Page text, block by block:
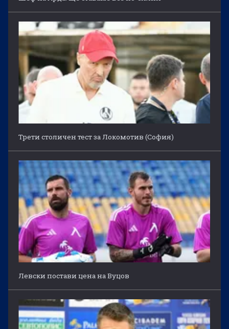
Трети столичен тест за Локомотив (София)
Левски постави цена на Вуцов